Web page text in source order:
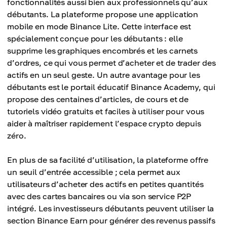
fonctionnalités aussi bien aux professionnels qu’aux
débutants. La plateforme propose une application
mobile en mode Binance Lite. Cette interface est
spécialement conçue pour les débutants : elle
supprime les graphiques encombrés et les carnets
d’ordres, ce qui vous permet d’acheter et de trader des
actifs en un seul geste. Un autre avantage pour les
débutants est le portail éducatif Binance Academy, qui
propose des centaines d’articles, de cours et de
tutoriels vidéo gratuits et faciles à utiliser pour vous
aider à maîtriser rapidement l’espace crypto depuis
zéro.
En plus de sa facilité d’utilisation, la plateforme offre
un seuil d’entrée accessible ; cela permet aux
utilisateurs d’acheter des actifs en petites quantités
avec des cartes bancaires ou via son service P2P
intégré. Les investisseurs débutants peuvent utiliser la
section Binance Earn pour générer des revenus passifs